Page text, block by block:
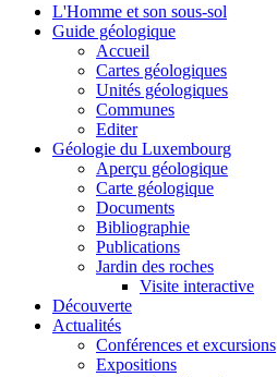
L'Homme et son sous-sol
Guide géologique
Accueil
Cartes géologiques
Unités géologiques
Communes
Editer
Géologie du Luxembourg
Aperçu géologique
Carte géologique
Documents
Bibliographie
Publications
Jardin des roches
Visite interactive
Découverte
Actualités
Conférences et excursions
Expositions